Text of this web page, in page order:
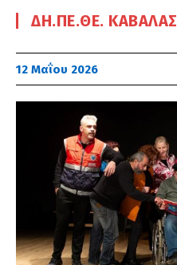
ΔΗ.ΠΕ.ΘΕ. ΚΑΒΆΛΑΣ
12 Μαΐου 2026